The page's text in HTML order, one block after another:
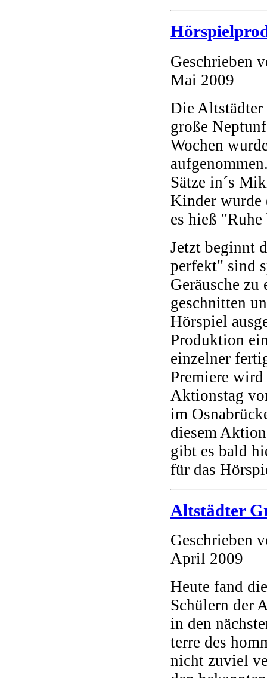
Geschrieben
Mai 2009
Die Altstädter
große
Wochen
Sätze in´s
Kinder wurde
es hieß
Jetzt beginnt
perfekt" sind
Geräusche
geschnitten
Hörspiel
Produktion
einzelner
Premiere
Aktionstag
im
diesem
gibt es bald
für das
Altstädter
Geschrieben
April 2009
Heute fand
Schülern der
in den
terre des
nicht zuviel